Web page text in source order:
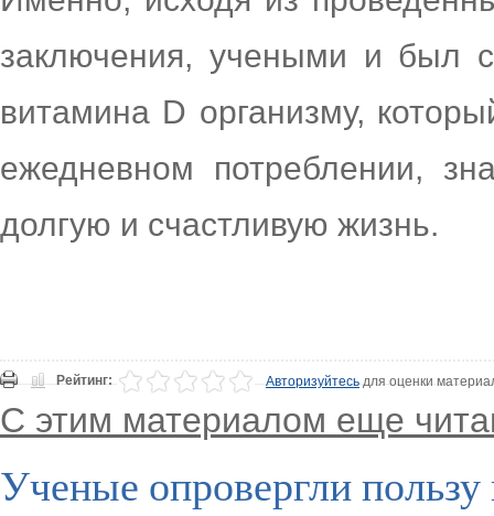
заключения, учеными и был
витамина D организму,
ежедневном потреблении,
долгую и счастливую жизнь.
Рейтинг: Авторизуйтесьдля оценки
С этим материалом еще
Ученые опровергли